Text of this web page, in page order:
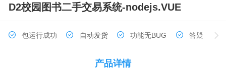
D2校园图书二手交易系统-nodejs.VUE
包运行成功 自动发货 功能无BUG 答疑
产品详情